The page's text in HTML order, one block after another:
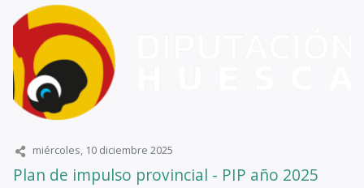
miércoles, 10 diciembre 2025
Plan de impulso provincial - PIP año 2025